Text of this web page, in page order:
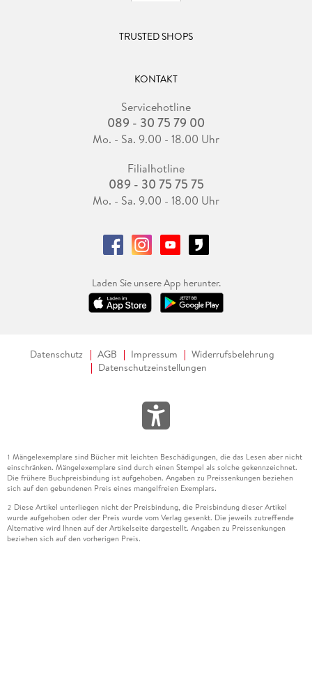
TRUSTED SHOPS
KONTAKT
Servicehotline
089 - 30 75 79 00
Mo. - Sa. 9.00 - 18.00 Uhr
Filialhotline
089 - 30 75 75 75
Mo. - Sa. 9.00 - 18.00 Uhr
Laden Sie unsere App herunter.
Datenschutz AGB Impressum
Widerrufsbelehrung
Datenschutzeinstellungen
1 Mängelexemplare sind Bücher mit leichten Beschädigungen, die das Lesen aber nicht
einschränken. Mängelexemplare sind durch einen Stempel als solche gekennzeichnet.
Die frühere Buchpreisbindung ist aufgehoben. Angaben zu Preissenkungen beziehen
sich auf den gebundenen Preis eines mangelfreien Exemplars.
2 Diese Artikel unterliegen nicht der Preisbindung, die Preisbindung dieser Artikel
wurde aufgehoben oder der Preis wurde vom Verlag gesenkt. Die jeweils zutreffende
Alternative wird Ihnen auf der Artikelseite dargestellt. Angaben zu Preissenkungen
beziehen sich auf den vorherigen Preis.